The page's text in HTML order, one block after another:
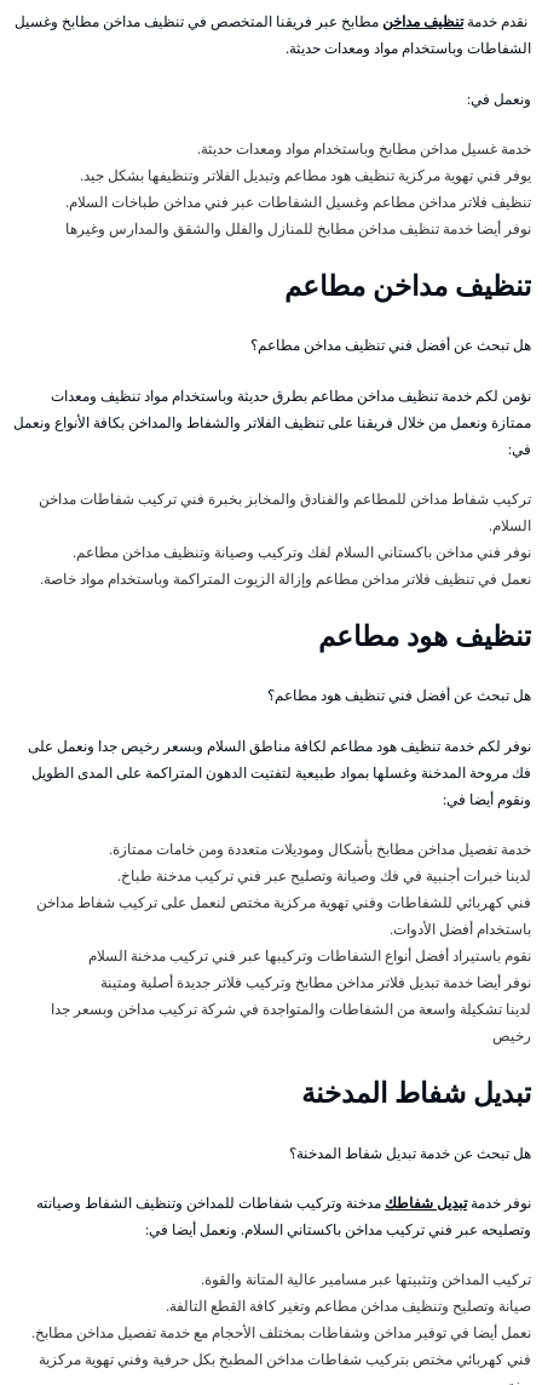
نقدم خدمةتنظيف مداخنمطابخ عبر فريقنا المتخصص في تنظيف مداخن مطابخ وغسيل
الشفاطات وباستخدام مواد ومعدات حديثة.
ونعمل في:
خدمة غسيل مداخن مطابخ وباستخدام مواد ومعدات حديثة.
يوفر فني تهوية مركزية تنظيف هود مطاعم وتبديل الفلاتر وتنظيفها بشكل جيد.
تنظيف فلاتر مداخن مطاعم وغسيل الشفاطات عبر فني مداخن طباخات السلام.
نوفر أيضا خدمة تنظيف مداخن مطابخ للمنازل والفلل والشقق والمدارس وغيرها
تنظيف مداخن مطاعم
هل تبحث عن أفضل فني تنظيف مداخن مطاعم؟
نؤمن لكم خدمة تنظيف مداخن مطاعم بطرق حديثة وباستخدام مواد تنظيف ومعدات
ممتازة ونعمل من خلال فريقنا على تنظيف الفلاتر والشفاط والمداخن بكافة الأنواع ونعمل
في:
تركيب شفاط مداخن للمطاعم والفنادق والمخابز بخبرة فني تركيب شفاطات مداخن
السلام.
نوفر فني مداخن باكستاني السلام لفك وتركيب وصيانة وتنظيف مداخن مطاعم.
نعمل في تنظيف فلاتر مداخن مطاعم وإزالة الزيوت المتراكمة وباستخدام مواد خاصة.
تنظيف هود مطاعم
هل تبحث عن أفضل فني تنظيف هود مطاعم؟
نوفر لكم خدمة تنظيف هود مطاعم لكافة مناطق السلام وبسعر رخيص جدا ونعمل على
فك مروحة المدخنة وغسلها بمواد طبيعية لتفتيت الدهون المتراكمة على المدى الطويل
ونقوم أيضا في:
خدمة تفصيل مداخن مطابخ بأشكال وموديلات متعددة ومن خامات ممتازة.
لدينا خبرات أجنبية في فك وصيانة وتصليح عبر فني تركيب مدخنة طباخ.
فني كهربائي للشفاطات وفني تهوية مركزية مختص لنعمل على تركيب شفاط مداخن
باستخدام أفضل الأدوات.
نقوم باستيراد أفضل أنواع الشفاطات وتركيبها عبر فني تركيب مدخنة السلام
نوفر أيضا خدمة تبديل فلاتر مداخن مطابخ وتركيب فلاتر جديدة أصلية ومتينة
لدينا تشكيلة واسعة من الشفاطات والمتواجدة في شركة تركيب مداخن وبسعر جدا
رخيص
تبديل شفاط المدخنة
هل تبحث عن خدمة تبديل شفاط المدخنة؟
نوفر خدمةتبديل شفاطك مدخنة وتركيب شفاطات للمداخن وتنظيف الشفاط وصيانته
وتصليحه عبر فني تركيب مداخن باكستاني السلام. ونعمل أيضا في:
تركيب المداخن وتثبيتها عبر مسامير عالية المتانة والقوة.
صيانة وتصليح وتنظيف مداخن مطاعم وتغير كافة القطع التالفة.
نعمل أيضا في توفير مداخن وشفاطات بمختلف الأحجام مع خدمة تفصيل مداخن مطابخ.
فني كهربائي مختص بتركيب شفاطات مداخن المطبخ بكل حرفية وفني تهوية مركزية